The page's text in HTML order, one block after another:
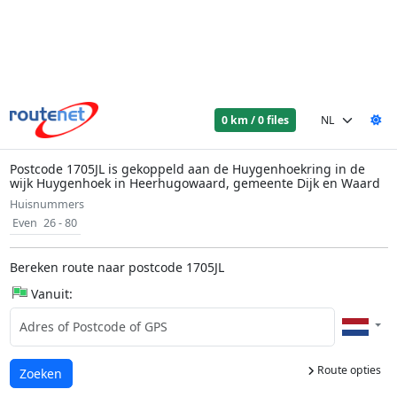
0 km / 0 files
Postcode 1705JL is gekoppeld aan de Huygenhoekring in de
wijk Huygenhoek in Heerhugowaard, gemeente Dijk en Waard
Huisnummers
Even 26 - 80
Bereken route naar postcode 1705JL
Vanuit:
Route opties
Laden...
Zoeken